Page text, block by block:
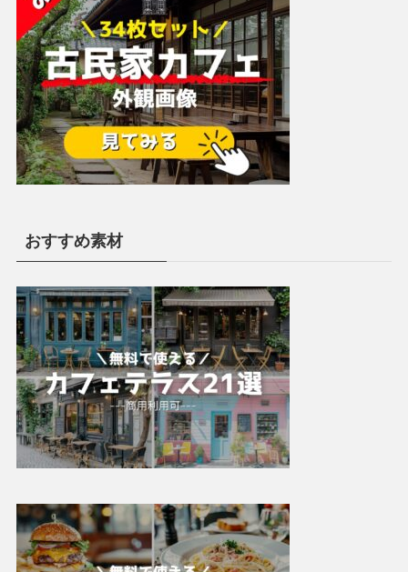
おすすめ素材